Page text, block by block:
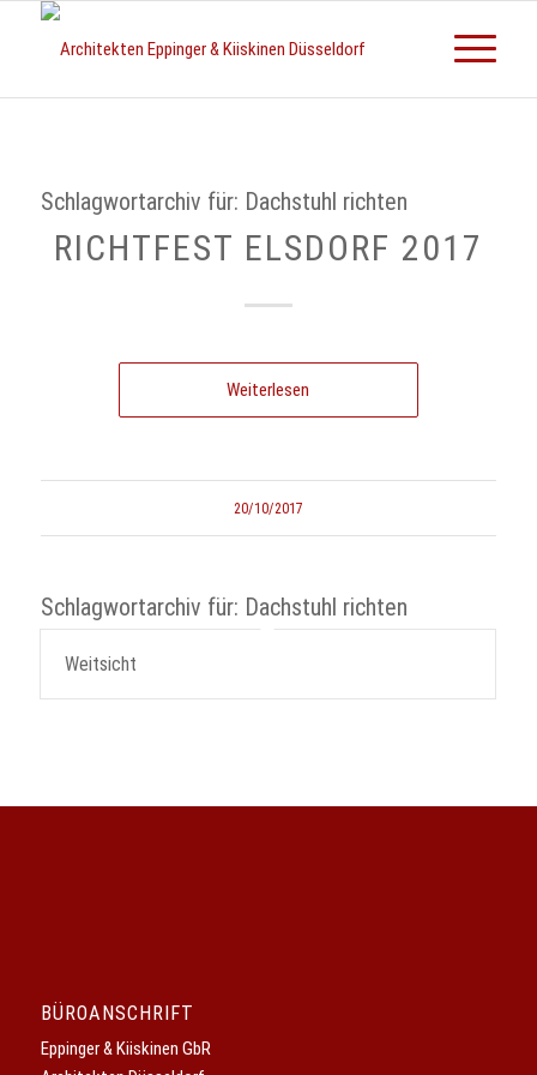
Schlagwortarchiv für: Dachstuhl richten
RICHTFEST ELSDORF 2017
Weiterlesen
20/10/2017
Schlagwortarchiv für: Dachstuhl richten
Weitsicht
BÜROANSCHRIFT
Eppinger & Kiiskinen GbR